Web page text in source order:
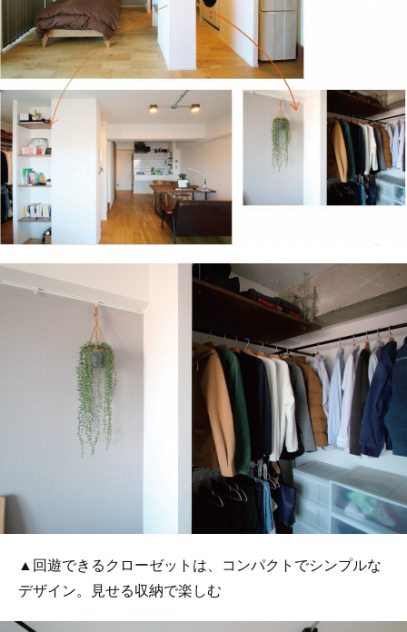
▲回遊できるクローゼットは、コンパクトでシンプルな
デザイン。見せる収納で楽しむ